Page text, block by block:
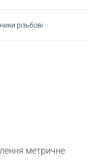
різьбові
метричне